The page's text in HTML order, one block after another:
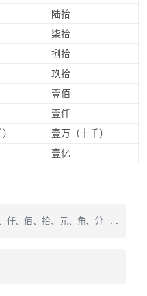
陆拾
柒拾
捌拾
玖拾
壹佰
壹仟
壹万（十千）
壹亿
仟、佰、拾、元、角、分 ..